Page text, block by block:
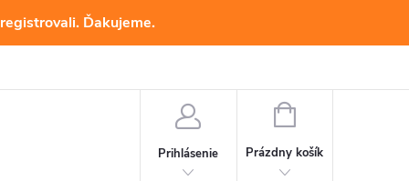
Ďakujeme.
Prihlásenie
NÁKUPNÝ
Prázdny košík